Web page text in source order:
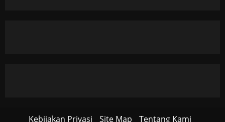
Kebijakan Privasi Site Map Tentang Kami